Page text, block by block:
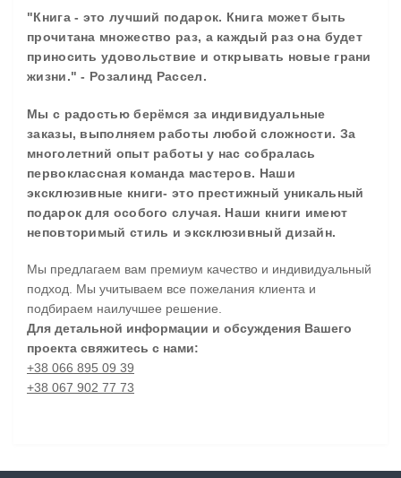
"Книга - это лучший подарок. Книга может быть
прочитана множество раз, а каждый раз она будет
приносить удовольствие и открывать новые грани
жизни." - Розалинд Рассел.
Мы с радостью берёмся за индивидуальные
заказы, выполняем работы любой сложности. За
многолетний опыт работы у нас собралась
первоклассная команда мастеров. Наши
эксклюзивные книги- это престижный уникальный
подарок для особого случая. Наши книги имеют
неповторимый стиль и эксклюзивный дизайн.
Мы предлагаем вам премиум качество и индивидуальный
подход. Мы учитываем все пожелания клиента и
подбираем наилучшее решение.
Для детальной информации и обсуждения Вашего
проекта свяжитесь с нами:
+38 066 895 09 39
+38 067 902 77 73